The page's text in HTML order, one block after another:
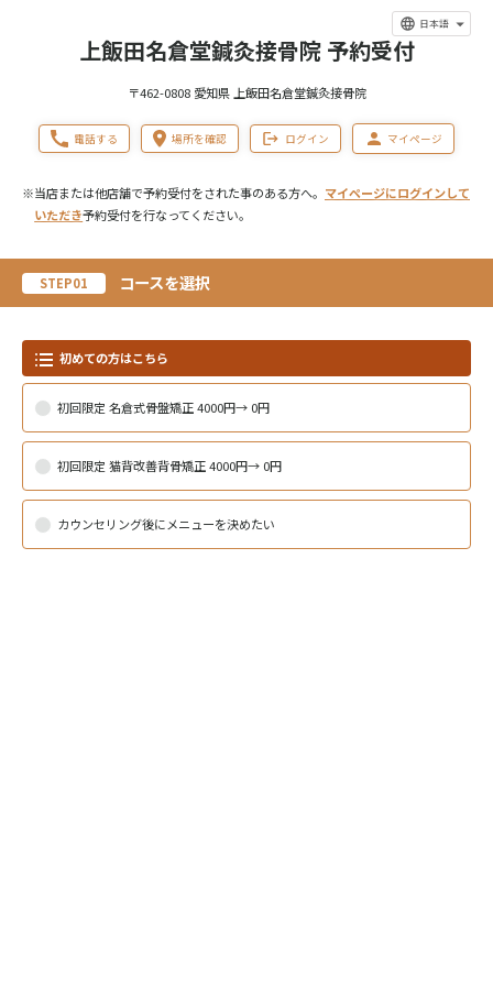
日本語
上飯田名倉堂鍼灸接骨院 予約受付
〒462-0808 愛知県 上飯田名倉堂鍼灸接骨院
電話する 場所を確認 ログイン マイページ
※当店または他店舗で予約受付をされた事のある方へ。 マイページにログインして
いただき予約受付を行なってください。
STEP01 コースを選択
初めての方はこちら
初回限定 名倉式骨盤矯正 4000円→ 0円
初回限定 猫背改善背骨矯正 4000円→ 0円
カウンセリング後にメニューを決めたい